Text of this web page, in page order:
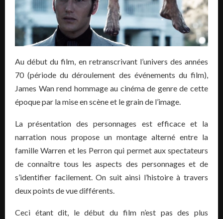
Au début du film, en retranscrivant l’univers des années
70 (période du déroulement des événements du film),
James Wan rend hommage au cinéma de genre de cette
époque par la mise en scène et le grain de l’image.
La présentation des personnages est efficace et la
narration nous propose un montage alterné entre la
famille Warren et les Perron qui permet aux spectateurs
de connaître tous les aspects des personnages et de
s’identifier facilement. On suit ainsi l’histoire à travers
deux points de vue différents.
Ceci étant dit, le début du film n’est pas des plus